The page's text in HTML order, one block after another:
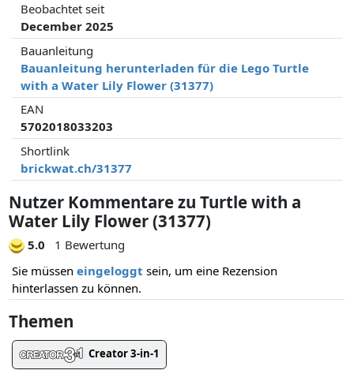
Beobachtet seit
December 2025
Bauanleitung
Bauanleitung herunterladen für die Lego Turtle
with a Water Lily Flower (31377)
EAN
5702018033203
Shortlink
brickwat.ch/31377
Nutzer Kommentare zu Turtle with a
Water Lily Flower (31377)
5.0
1 Bewertung
Sie müssen eingeloggt sein, um eine Rezension
hinterlassen zu können.
Themen
Creator 3-in-1